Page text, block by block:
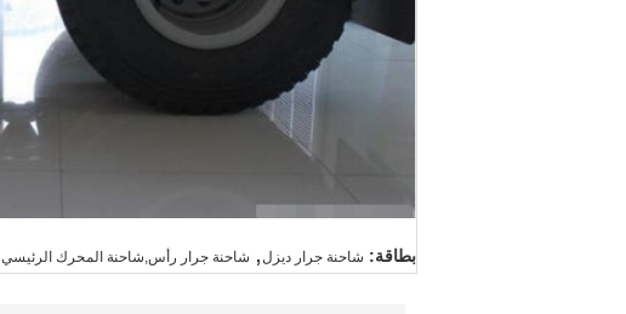
بطاقة: شاحنة جرار ديزل, شاحنة جرار رأس,شاحنة المحرك الرئيسي